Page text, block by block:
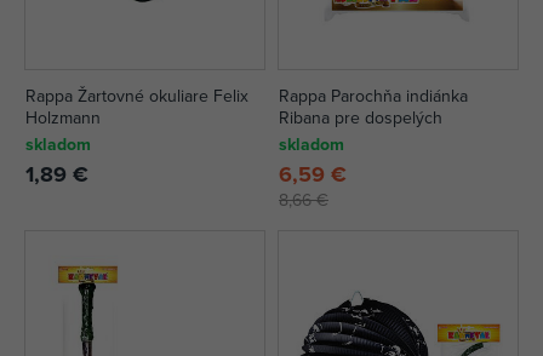
Rappa Žartovné okuliare Felix
Holzmann
skladom
1,89 €
Rappa Parochňa indiánka
Ribana pre dospelých
skladom
8,66 €
6,59 €